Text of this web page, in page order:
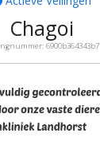
Chagoi
6900b364343b7